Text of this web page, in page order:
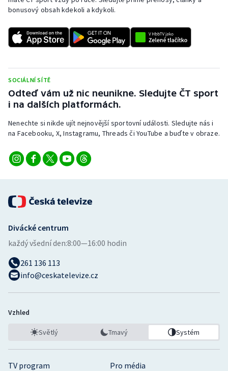
Plážový volejbal
Ragby
Rychlostní kanoistika
Short track
Sportovní střelba
Stolní tenis
Veslování
Vodní slalom
Volejbal
Ostatní
bonusový obsah kdekoli a kdykoli.
SOCIÁLNÍ SÍTĚ
Odteď vám už nic neunikne. Sledujte ČT sport
i na dalších platformách.
Nenechte si nikde ujít nejnovější sportovní události. Sledujte nás i
na Facebooku, X, Instagramu, Threads či YouTube a buďte v obraze.
TV program Pro média
Divácké centrum
každý všední den:8:00—16:00 hodin
261 136 113
info@ceskatelevize.cz
Vzhled
Světlý Tmavý Systém